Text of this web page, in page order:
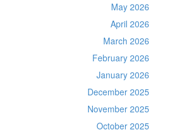
May 2026
April 2026
March 2026
February 2026
January 2026
December 2025
November 2025
October 2025